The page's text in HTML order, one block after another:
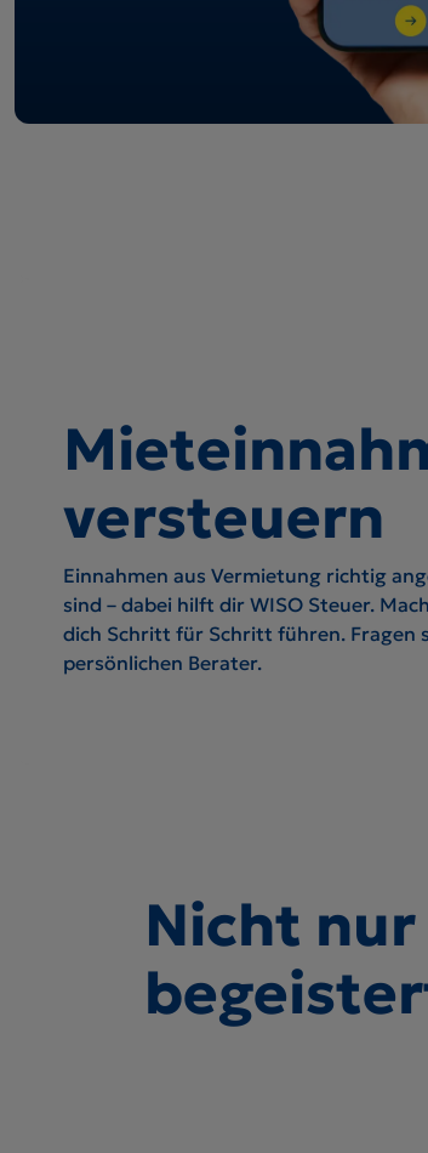
versteuern
Einnahmen aus Vermietung richtig
sind – dabei hilft dir WISO Steuer.
dich Schritt für Schritt führen. Fragen
persönlichen Berater.
Nicht